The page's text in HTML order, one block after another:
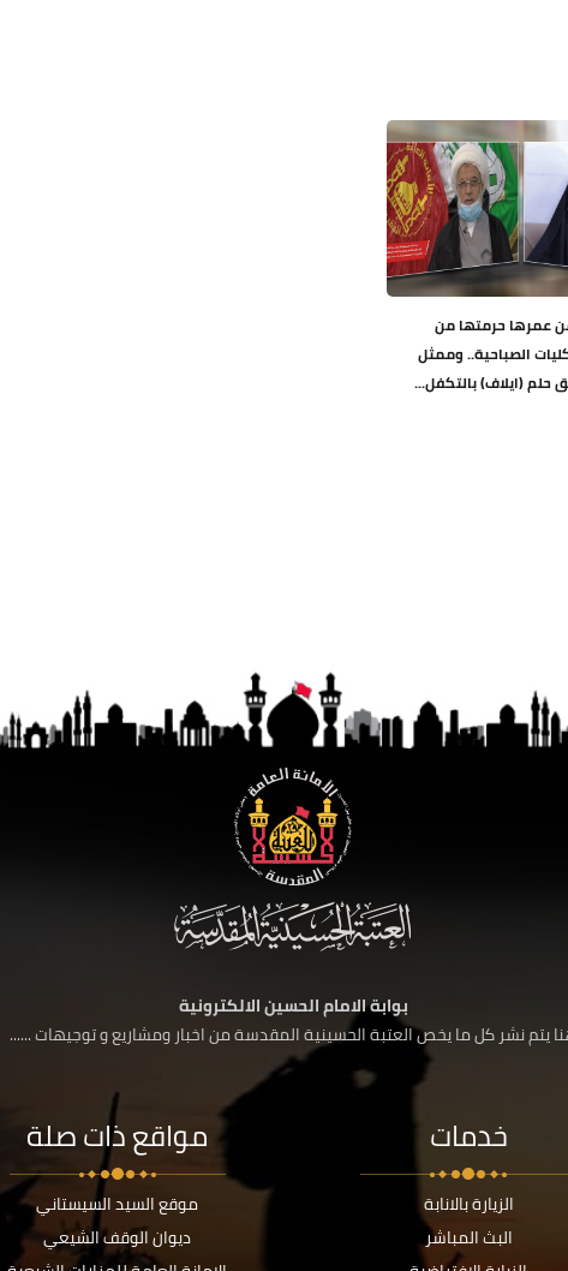
من عمرها حرمتها من
الصباحية.. وممثل
حلم (ايلاف) بالتكفل...
بوابة الامام الحسين الالكترونية
يتم نشر كل ما يخص العتبة الحسينية المقدسة من اخبار ومشاريع و توجيهات ......
خدمات
الزيارة بالانابة
البث المباشر
مواقع ذات صلة
موقع السيد السيستاني
ديوان الوقف الشيعي